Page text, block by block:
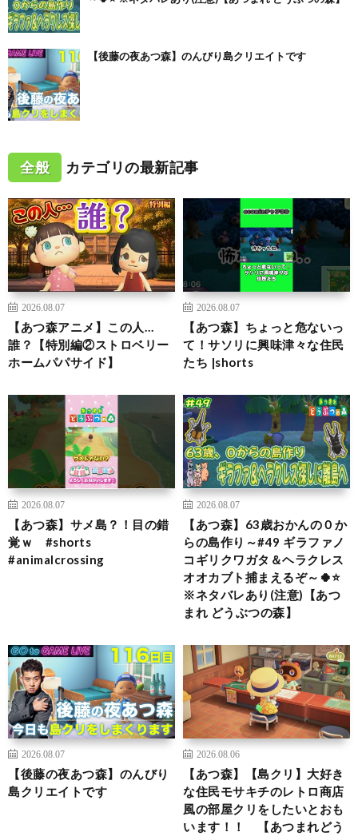
【後藤の夜あつ森】のんびり島クリエイトです
全般 カテゴリの最新記事
2026.08.07
【あつ森アニメ】この人…
誰？【特別編②ストロベリー
ホームパパサイド】
2026.08.07
【あつ森】ちょっと危ないっ
て！サソリに興味津々な住民
たち |shorts
2026.08.07
【あつ森】サメ島？！目の錯
覚ｗ #shorts
#animalcrossing
2026.08.07
【あつ森】63歳おかんの０か
らの島作り～#49 ギラファノ
コギリクワガタ＆ヘラクレス
オオカブト捕まえるぞ～🍀⭐
※ネタバレあり(注意)【あつ
まれ どうぶつの森】
2026.08.07
【後藤の夜あつ森】のんびり
島クリエイトです
2026.08.06
【あつ森】【島クリ】大好き
な住民モサキチのレトロ商店
風の部屋クリをしたいとおも
います！！ 【あつまれどう